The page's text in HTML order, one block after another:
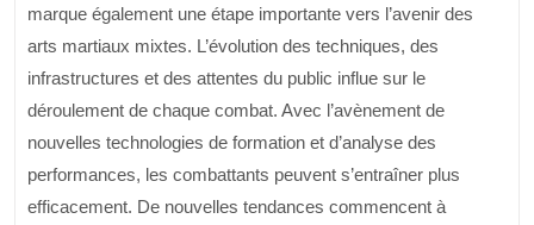
marque également une étape importante vers l’avenir des
arts martiaux mixtes. L’évolution des techniques, des
infrastructures et des attentes du public influe sur le
déroulement de chaque combat. Avec l’avènement de
nouvelles technologies de formation et d’analyse des
performances, les combattants peuvent s’entraîner plus
efficacement. De nouvelles tendances commencent à